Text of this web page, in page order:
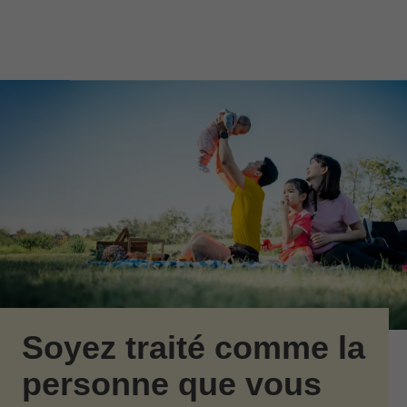
Soyez traité comme la
personne que vous